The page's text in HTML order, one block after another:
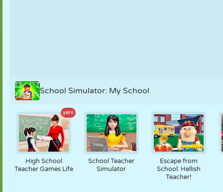
School Simulator: My School
yeni
High School
Teacher Games Life
School Teacher
Simulator
Escape from
School: Hellish
Teacher!